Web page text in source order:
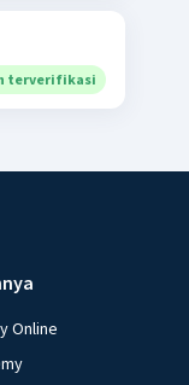
terverifikasi
Online